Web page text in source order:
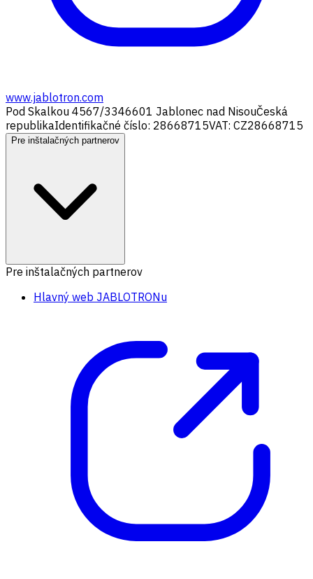
www.jablotron.com
Pod Skalkou 4567/3346601 Jablonec nad NisouČeská
republikaIdentifikačné číslo: 28668715VAT: CZ28668715
Pre inštalačných partnerov
Pre inštalačných partnerov
Hlavný web JABLOTRONu